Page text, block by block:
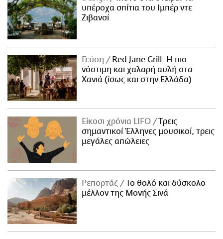
υπέροχα σπίτια του Ιμπέρ ντε
Ζιβανσί
Γεύση
Red Jane Grill: Η πιο
νόστιμη και χαλαρή αυλή στα
Χανιά (ίσως και στην Ελλάδα)
Είκοσι χρόνια LIFO
Tρεις
σημαντικοί Έλληνες μουσικοί, τρεις
μεγάλες απώλειες
Ρεπορτάζ
Το θολό και δύσκολο
μέλλον της Μονής Σινά